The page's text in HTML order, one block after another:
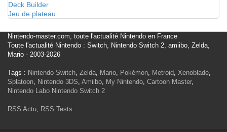
Deck Builder
Jeu de plateau
Nintendo-master.com, toute l'actualité Nintendo en France
Toute l'actualité Nintendo : Switch, Nintendo Switch 2, amiibo, Zelda,
Mario - 2003-2026
Tags : Nintendo Switch, Zelda, Mario, Pokémon, Metroid, Xenoblade,
Splatoon, Nintendo 3DS, Amiibo, My Nintendo, Cartoon Master,
Nintendo Labo Nintendo Switch 2
RSS Actu, RSS Tests